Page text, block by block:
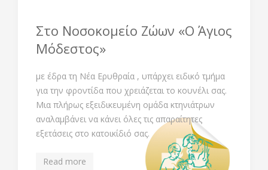
Στο Νοσοκομείο Ζώων «Ο Άγιος
Μόδεστος»
με έδρα τη Νέα Ερυθραία , υπάρχει ειδικό τμήμα
για την φροντίδα που χρειάζεται το κουνέλι σας.
Μια πλήρως εξειδικευμένη ομάδα κτηνιάτρων
αναλαμβάνει να κάνει όλες τις απαραίτητες
εξετάσεις στο κατοικίδιό σας.
Read more